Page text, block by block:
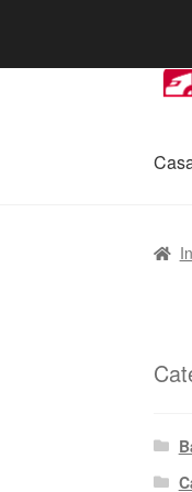
Ir
para
para